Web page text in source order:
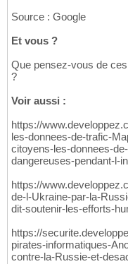
Source : Google
Et vous ?
Que pensez-vous de
?
Voir aussi :
https://
les-donnees-de-trafic-
citoyens-les-donnees-
dangereuses-pendant-l-
https://
de-l-Ukraine-par-la-
dit-soutenir-les-efforts-
https://
pirates-informatiques-
contre-la-Russie-et-